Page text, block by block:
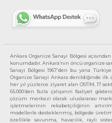
Ankara Organize Sanayi Bölgesi
konumdadır. Ankara’nın öncü organize
Sanayi Bölgesi 1967’den bu yana
Organize Sanayi Ankara denildiğinde ilk
her yıl yüzlerce ziyaret alan OSTİM, 17
65.000’den fazla çalışanın faaliyet
çözüm merkezi olarak uluslararası
işletmelerinin rekabetçiliğinin
modellerle desteklenmiş, bölgede
özellikle savunma, havacılık, raylı